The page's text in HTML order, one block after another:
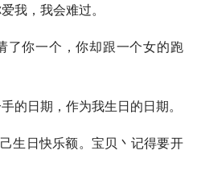
我，我会难过。
了你一个，你却跟一个女的跑
的日期，作为我生日的日期。
生日快乐额。宝贝丶记得要开